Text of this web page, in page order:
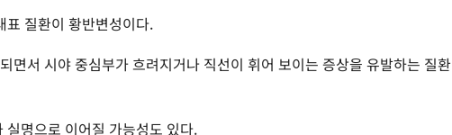
표 질환이 황반변성이다.
면서 시야 중심부가 흐려지거나 직선이 휘어 보이는 증상을 유발하는 질환
명으로 이어질 가능성도 있다.